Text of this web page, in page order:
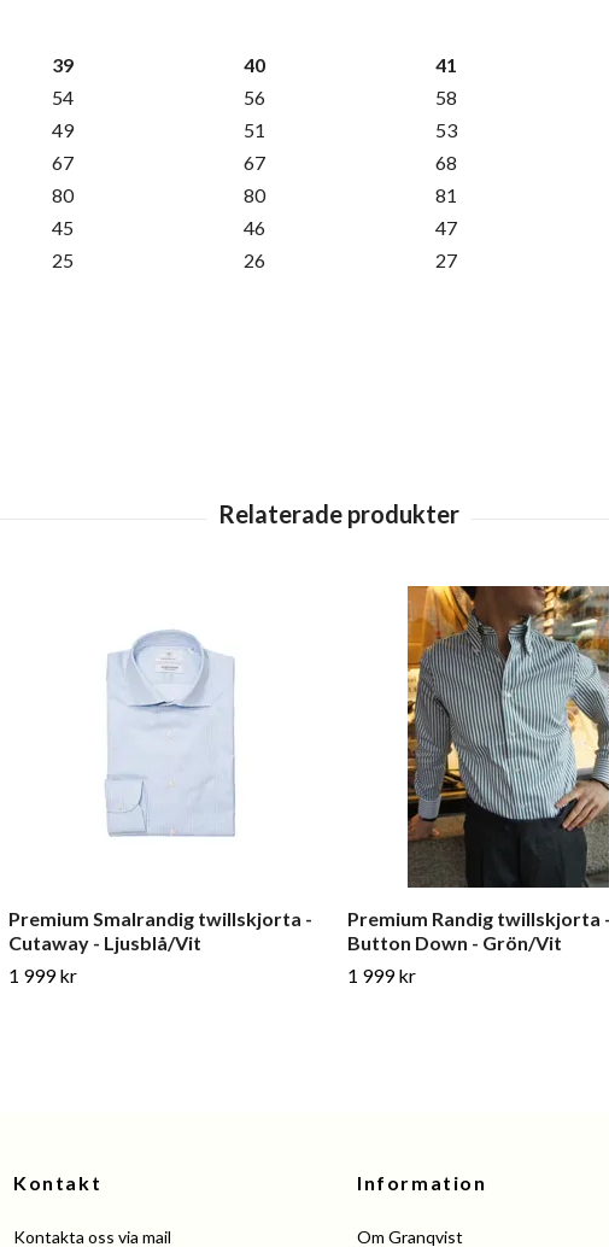
39 40 41
54 56 58
49 51 53
67 67 68
80 80 81
45 46 47
25 26 27
Premium Smalrandig twillskjorta -
Cutaway - Ljusblå/Vit
1 999 kr
Premium Randig twillskjorta -
Button Down - Grön/Vit
1 999 kr
Kontakt
Kontakta oss via mail
Information
Om Granqvist